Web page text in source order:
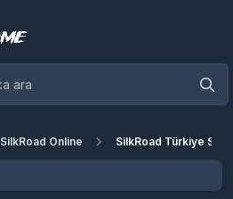
SilkRoad Online SilkRoad Türkiye Silk